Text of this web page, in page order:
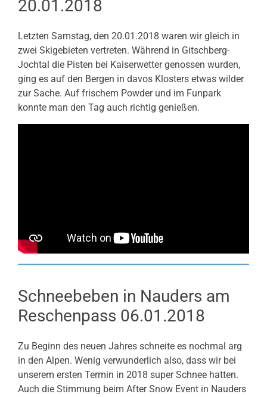
20.01.2018
Letzten Samstag, den 20.01.2018 waren wir gleich in
zwei Skigebieten vertreten. Während in Gitschberg-
Jochtal die Pisten bei Kaiserwetter genossen wurden,
ging es auf den Bergen in davos Klosters etwas wilder
zur Sache. Auf frischem Powder und im Funpark
konnte man den Tag auch richtig genießen.
Schneebeben in Nauders am
Reschenpass 06.01.2018
Zu Beginn des neuen Jahres schneite es nochmal arg
in den Alpen. Wenig verwunderlich also, dass wir bei
unserem ersten Termin in 2018 super Schnee hatten.
Auch die Stimmung beim After Snow Event in Nauders